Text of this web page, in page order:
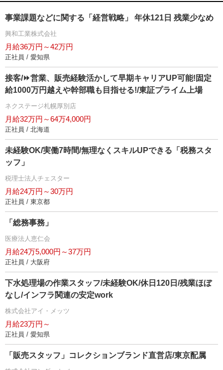
事業課題などに関する「経営戦略」 年休121日 残業少なめ
興和工業株式会社
月給36万円～42万円
正社員 / 愛知県
接客/⏩️営業、販売経験活かして早期キャリアUP可能!固定
給1000万円越えや幹部職も目指せる!/東証プライム上場
ネクステージ札幌厚別店
月給32万円～64万4,000円
正社員 / 北海道
未経験OK/実働7時間/無理なくスキルUPできる「税務スタ
ッフ」
税理士法人チェスター
月給24万円～30万円
正社員 / 東京都
「総務事務」
医療法人恵仁会
月給24万5,000円～37万円
正社員 / 大阪府
下水処理場の作業スタッフ/未経験OK/休日120日/残業ほぼ
なし/インフラ関連の安定work
株式会社アイ・メッツ
月給23万円～
正社員 / 愛知県
「販売スタッフ」コレクションブランド直営店/東京配属